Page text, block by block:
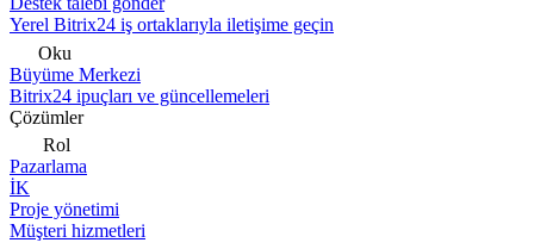
Yerel Bitrix24 iş ortaklarıyla iletişime geçin
Oku
Büyüme Merkezi
Bitrix24 ipuçları ve güncellemeleri
Çözümler
Rol
Pazarlama
İK
Proje yönetimi
Müşteri hizmetleri